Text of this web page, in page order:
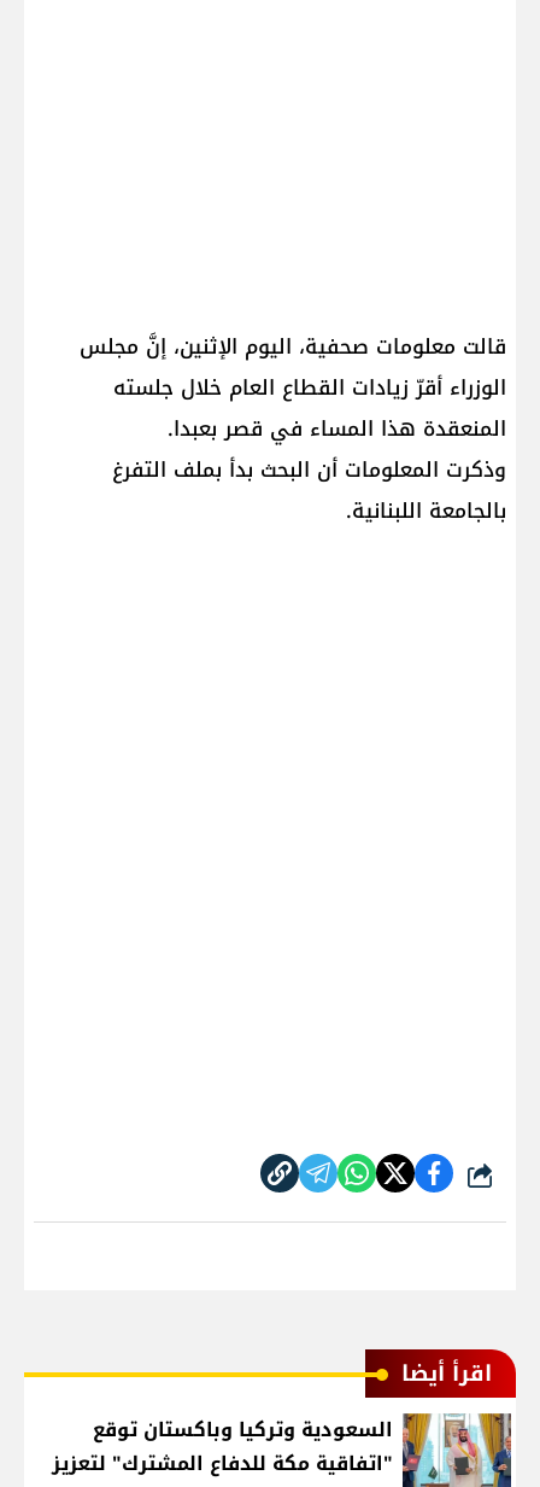
قالت معلومات صحفية، اليوم الإثنين، إنَّ مجلس
الوزراء أقرّ زيادات القطاع العام خلال جلسته
المنعقدة هذا المساء في قصر بعبدا.
وذكرت المعلومات أن البحث بدأ بملف التفرغ
بالجامعة اللبنانية.
شارك
اقرأ أيضا
السعودية وتركيا وباكستان توقع
"اتفاقية مكة للدفاع المشترك" لتعزيز